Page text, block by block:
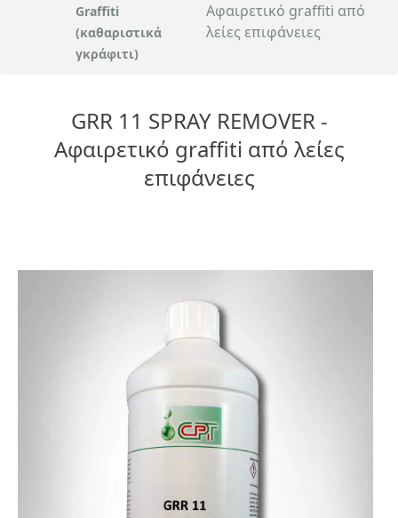
Graffiti
(καθαριστικά
γκράφιτι)
Αφαιρετικό graffiti από
λείες επιφάνειες
GRR 11 SPRAY REMOVER -
Αφαιρετικό graffiti από λείες
επιφάνειες